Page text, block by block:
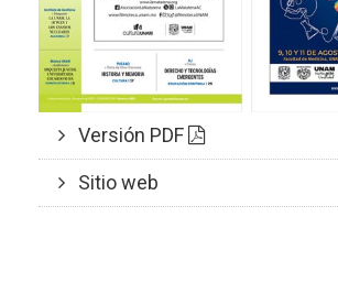
Versión PDF
Sitio web